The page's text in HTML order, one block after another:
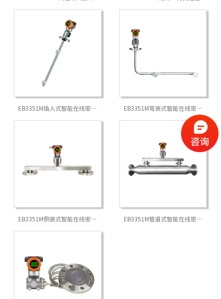
EB3351M插入式智能在线密度
EB3351M弯装式智能在线密度
EB3351M侧装式智能在线密度
EB3351M管道式智能在线密度